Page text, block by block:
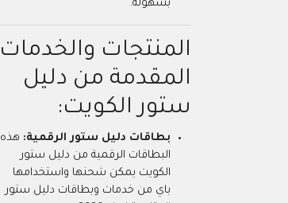
بسهولة.
المنتجات والخدمات
المقدمة من دليل
ستور الكويت:
بطاقات دليل ستور الرقمية: هذه
البطاقات الرقمية من دليل ستور
الكويت يمكن شحنها واستخدامها
باي من خدمات وبطاقات دليل ستور